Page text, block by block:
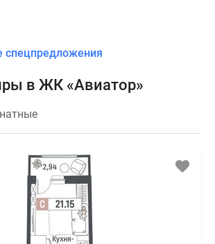
спецпредложения
в ЖК «Авиатор»